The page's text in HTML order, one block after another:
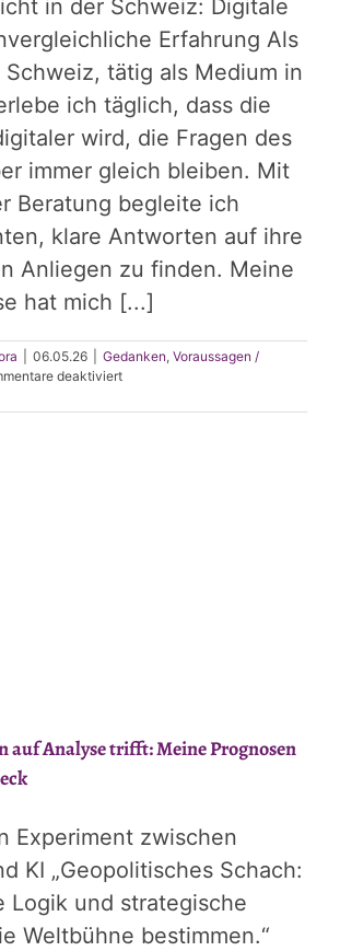
in der Schweiz: Digitale
Erfahrung Als
Schweiz, tätig als Medium in
ich täglich, dass die
wird, die Fragen des
immer gleich bleiben. Mit
Beratung begleite ich
klare Antworten auf ihre
Anliegen zu finden. Meine
hat mich [...]
06.05.26 Gedanken, Voraussagen /
deaktiviertfür
Hellsicht
Analyse trifft: Meine Prognosen
Experiment zwischen
KI „Geopolitisches Schach:
Logik und strategische
Weltbühne bestimmen.“